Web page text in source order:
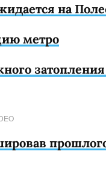
на
метро